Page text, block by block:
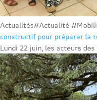
Actualités#Actualité
constructif pour préparer la
Lundi 22 juin, les acteurs